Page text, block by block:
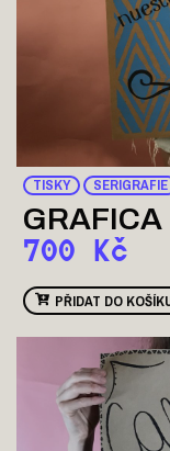
TISKY SERIGRAFIE
GRAFICA
700 Kč
PŘIDAT DO